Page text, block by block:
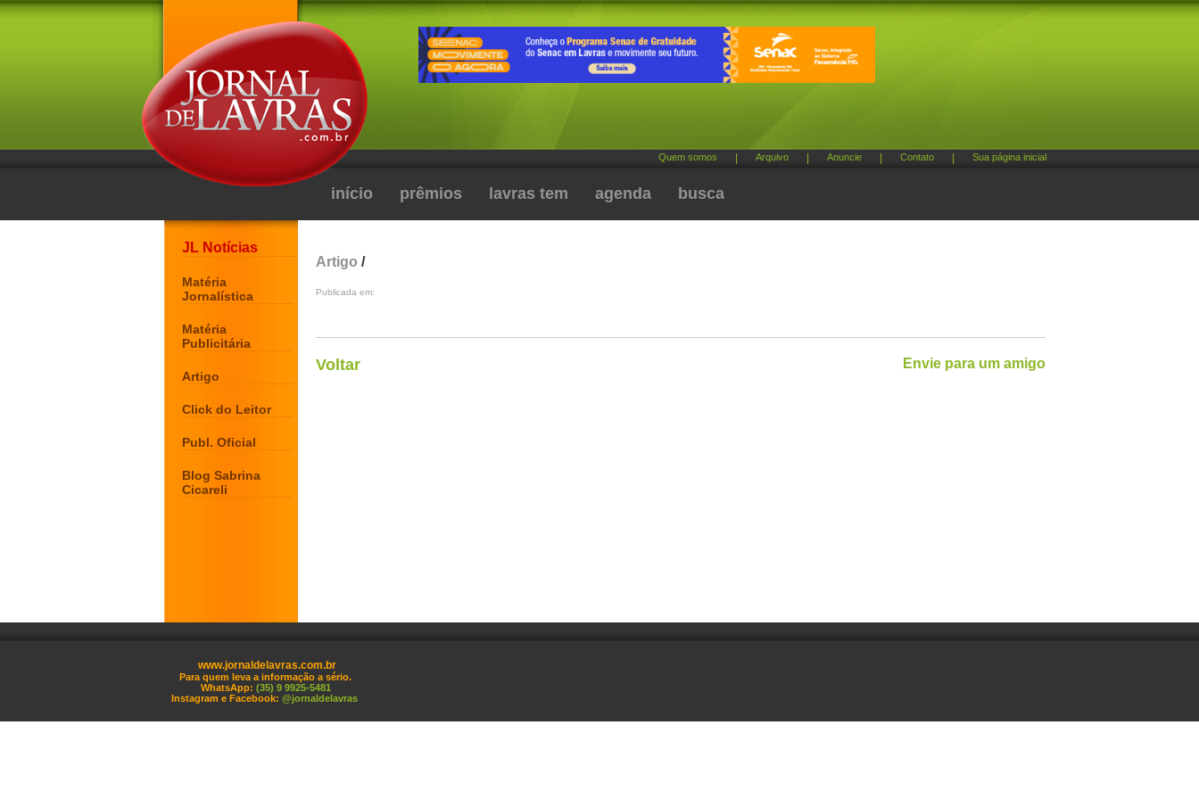
Quem somos Arquivo Anuncie Contato Sua página inicial
início prêmios lavras tem agenda busca
JL Notícias
Matéria
Jornalística
Matéria
Publicitária
Artigo
Click do Leitor
Publ. Oficial
Blog Sabrina
Cicareli
Artigo /
Publicada em:
Voltar Envie para um amigo
www.jornaldelavras.com.br
Para quem leva a informação a sério.
WhatsApp: (35) 9 9925-5481
Instagram e Facebook: @jornaldelavras